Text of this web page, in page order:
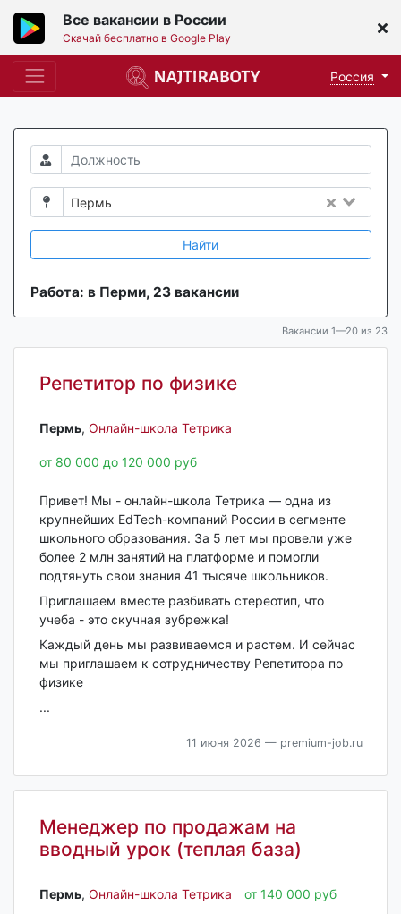
Все вакансии в России
Скачай бесплатно в Google Play
Россия
Пермь
Найти
Работа: в Перми, 23 вакансии
Вакансии 1—20 из 23
Репетитор по физике
Пермь‎, Онлайн-школа Тетрика
от 80 000 до 120 000 руб
Привет! Мы - онлайн-школа Тетрика — одна из
крупнейших EdTech-компаний России в сегменте
школьного образования. За 5 лет мы провели уже
более 2 млн занятий на платформе и помогли
подтянуть свои знания 41 тысяче школьников.
Приглашаем вместе разбивать стереотип, что
учеба - это скучная зубрежка!
Каждый день мы развиваемся и растем. И сейчас
мы приглашаем к сотрудничеству Репетитора по
физике
...
11 июня 2026 — premium-job.ru
Менеджер по продажам на
вводный урок (теплая база)
Пермь‎, Онлайн-школа Тетрика от 140 000 руб